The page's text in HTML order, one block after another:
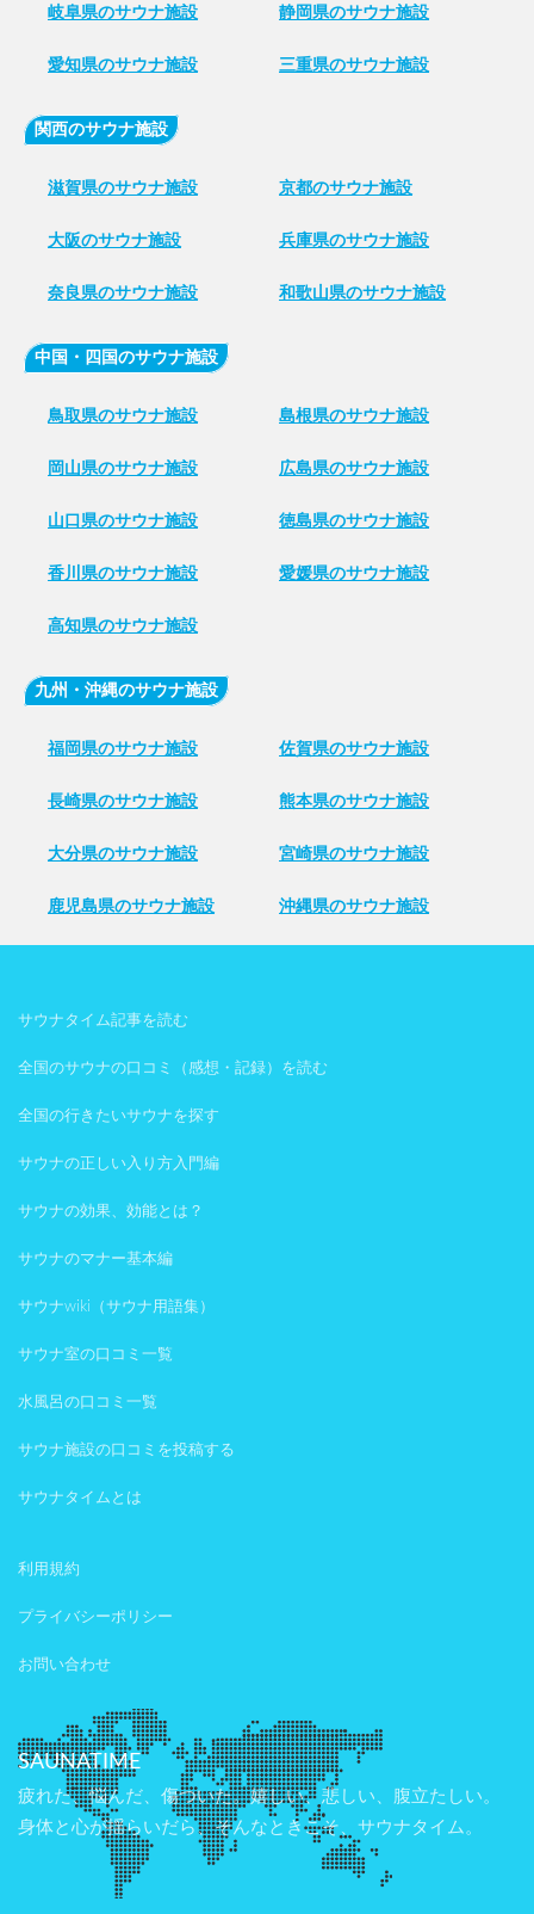
岐阜県のサウナ施設 静岡県のサウナ施設
愛知県のサウナ施設 三重県のサウナ施設
関西のサウナ施設
滋賀県のサウナ施設 京都のサウナ施設
大阪のサウナ施設 兵庫県のサウナ施設
奈良県のサウナ施設 和歌山県のサウナ施設
中国・四国のサウナ施設
鳥取県のサウナ施設 島根県のサウナ施設
岡山県のサウナ施設 広島県のサウナ施設
山口県のサウナ施設 徳島県のサウナ施設
香川県のサウナ施設 愛媛県のサウナ施設
高知県のサウナ施設
九州・沖縄のサウナ施設
福岡県のサウナ施設 佐賀県のサウナ施設
長崎県のサウナ施設 熊本県のサウナ施設
大分県のサウナ施設 宮崎県のサウナ施設
鹿児島県のサウナ施設 沖縄県のサウナ施設
サウナタイム記事を読む
全国のサウナの口コミ（感想・記録）を読む
全国の行きたいサウナを探す
サウナの正しい入り方入門編
サウナの効果、効能とは？
サウナのマナー基本編
サウナwiki（サウナ用語集）
サウナ室の口コミ一覧
水風呂の口コミ一覧
サウナ施設の口コミを投稿する
サウナタイムとは
利用規約
プライバシーポリシー
お問い合わせ
SAUNATIME
疲れた、悩んだ、傷ついた。嬉しい、悲しい、腹立たしい。
身体と心が揺らいだら、そんなときこそ、サウナタイム。